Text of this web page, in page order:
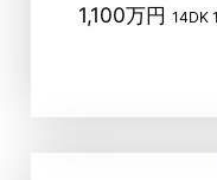
1,100万円 14DK